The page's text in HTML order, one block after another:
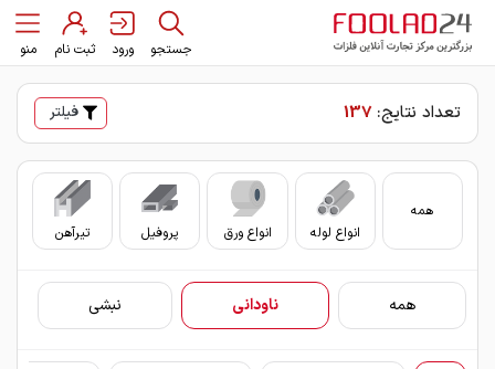
جستجو ورود ثبت نام منو
تعداد نتایج: 137 فیلتر
همه
انواع لوله
انواع ورق پروفیل تیرآهن
همه ناودانی نبشی